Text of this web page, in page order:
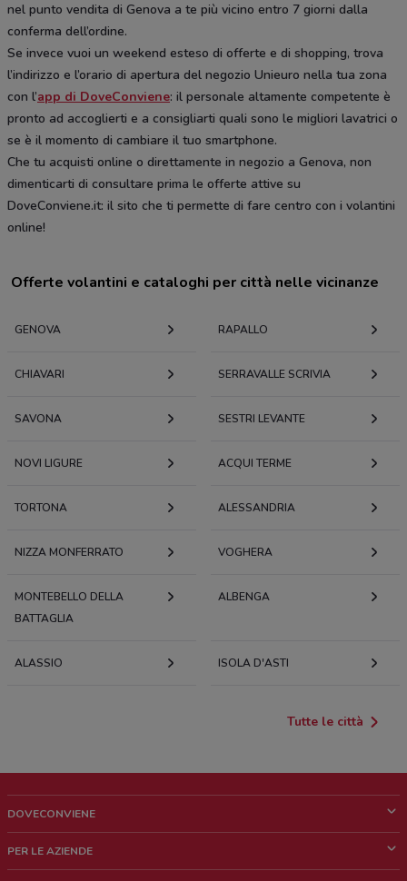
nel punto vendita di Genova a te più vicino entro 7 giorni dalla
conferma dell’ordine.
Se invece vuoi un weekend esteso di offerte e di shopping, trova
l’indirizzo e l’orario di apertura del negozio Unieuro nella tua zona
con l’app di DoveConviene: il personale altamente competente è
pronto ad accoglierti e a consigliarti quali sono le migliori lavatrici o
se è il momento di cambiare il tuo smartphone.
Che tu acquisti online o direttamente in negozio a Genova, non
dimenticarti di consultare prima le offerte attive su
DoveConviene.it: il sito che ti permette di fare centro con i volantini
online!
Offerte volantini e cataloghi per città nelle vicinanze
GENOVA RAPALLO
CHIAVARI SERRAVALLE SCRIVIA
SAVONA SESTRI LEVANTE
NOVI LIGURE ACQUI TERME
TORTONA ALESSANDRIA
NIZZA MONFERRATO VOGHERA
MONTEBELLO DELLA
BATTAGLIA
ALBENGA
ALASSIO ISOLA D'ASTI
Tutte le città
DOVECONVIENE
Chi siamo
PER LE AZIENDE